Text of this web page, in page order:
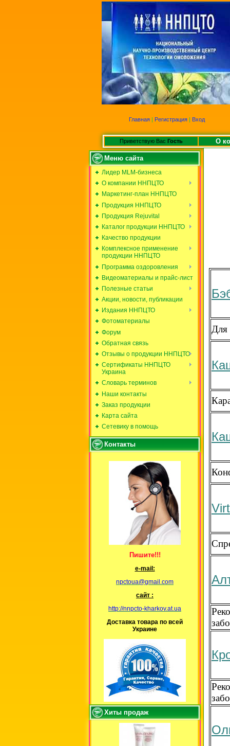
Главная | Регистрация | Вход
Приветствую Вас Гость О
Меню сайта
Лидер MLM-бизнеса
О компании ННПЦТО
Маркетинг-план ННПЦТО
Продукция ННПЦТО
Продукция Rejuvital
Каталог продукции ННПЦТО
Качество продукции
Комплексное применение
продукции ННПЦТО
Программа оздоровления
Видеоматериалы и прайс-лист
Полезные статьи
Акции, новости, публикации
Издания ННПЦТО
Фотоматериалы
Форум
Обратная связь
Отзывы о продукции ННПЦТО
Сертификаты ННПЦТО
Украина
Словарь терминов
Наши контакты
Заказ продукции
Карта сайта
Сетевику в помощь
Контакты
Пишите!!!
е-mail:
npctoua@gmail.com
сайт :
http://nnpcto-kharkov.at.ua
Доставка товара по всей
Украине
Хиты продаж
Для